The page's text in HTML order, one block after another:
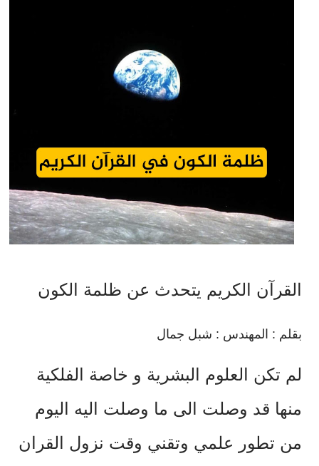
القرآن الكريم يتحدث عن ظلمة الكون
بقلم : المهندس : شبل جمال
لم تكن العلوم البشرية و خاصة الفلكية
منها قد وصلت الى ما وصلت اليه اليوم
من تطور علمي وتقني وقت نزول القران